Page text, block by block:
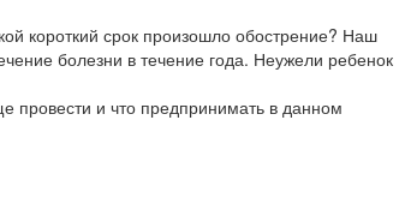
короткий срок произошло обострение? Наш
болезни в течение года. Неужели ребенок
провести и что предпринимать в данном